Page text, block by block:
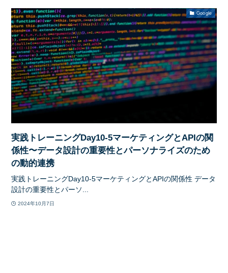
Google
実践トレーニングDay10-5マーケティングとAPIの関
係性〜データ設計の重要性とパーソナライズのため
の動的連携
実践トレーニングDay10-5マーケティングとAPIの関係性 データ
設計の重要性とパーソ...
2024年10月7日